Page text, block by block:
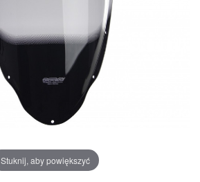
Stuknij, aby powiększyć